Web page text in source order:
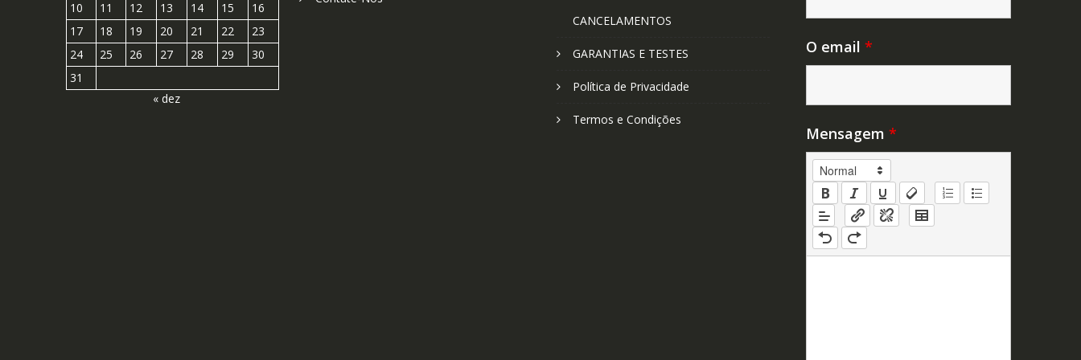
10
11 12 13 14 15
16
17
18 19 20 21 22
23
24
25 26 27 28 29
30
31
« dez
CANCELAMENTOS
GARANTIAS E TESTES
Política de Privacidade
Termos e Condições
O email *
Mensagem *